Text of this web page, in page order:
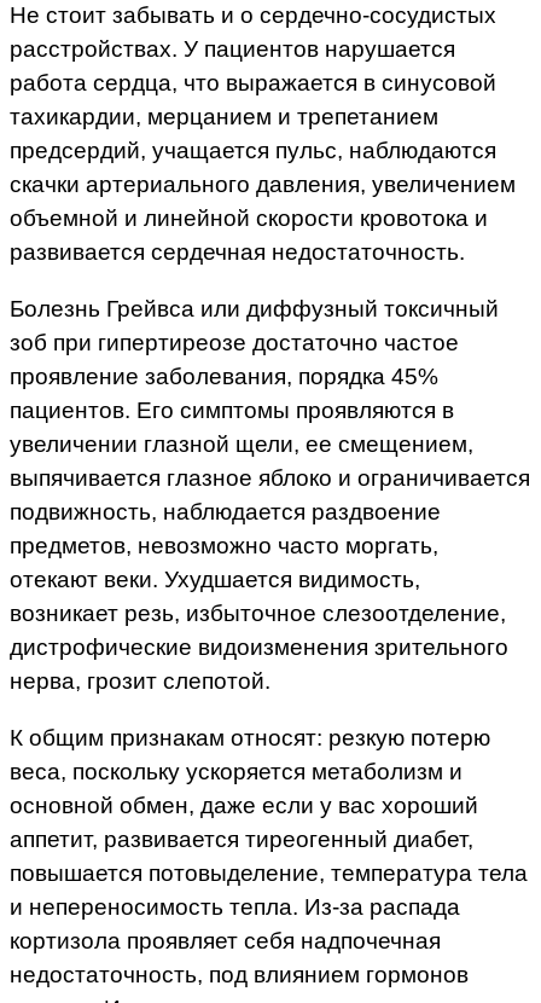
Не стоит забывать и о сердечно-сосудистых
расстройствах. У пациентов нарушается
работа сердца, что выражается в синусовой
тахикардии, мерцанием и трепетанием
предсердий, учащается пульс, наблюдаются
скачки артериального давления, увеличением
объемной и линейной скорости кровотока и
развивается сердечная недостаточность.
Болезнь Грейвса или диффузный токсичный
зоб при гипертиреозе достаточно частое
проявление заболевания, порядка 45%
пациентов. Его симптомы проявляются в
увеличении глазной щели, ее смещением,
выпячивается глазное яблоко и ограничивается
подвижность, наблюдается раздвоение
предметов, невозможно часто моргать,
отекают веки. Ухудшается видимость,
возникает резь, избыточное слезоотделение,
дистрофические видоизменения зрительного
нерва, грозит слепотой.
К общим признакам относят: резкую потерю
веса, поскольку ускоряется метаболизм и
основной обмен, даже если у вас хороший
аппетит, развивается тиреогенный диабет,
повышается потовыделение, температура тела
и непереносимость тепла. Из-за распада
кортизола проявляет себя надпочечная
недостаточность, под влиянием гормонов